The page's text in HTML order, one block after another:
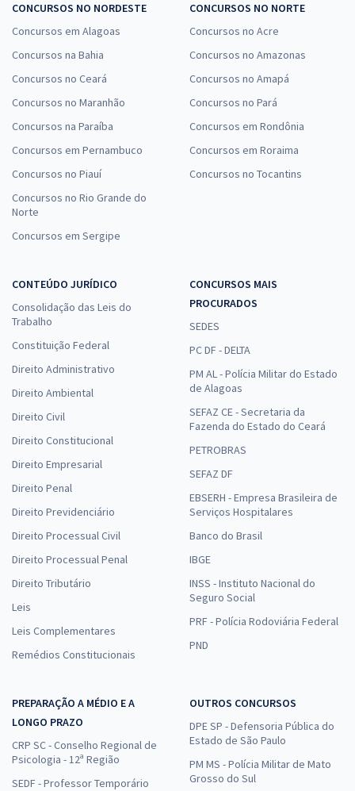
CONCURSOS NO NORDESTE
Concursos em Alagoas
Concursos na Bahia
Concursos no Ceará
Concursos no Maranhão
Concursos na Paraíba
Concursos em Pernambuco
Concursos no Piauí
Concursos no Rio Grande do
Norte
Concursos em Sergipe
CONCURSOS NO NORTE
Concursos no Acre
Concursos no Amazonas
Concursos no Amapá
Concursos no Pará
Concursos em Rondônia
Concursos em Roraima
Concursos no Tocantins
CONTEÚDO JURÍDICO
Consolidação das Leis do
Trabalho
Constituição Federal
Direito Administrativo
Direito Ambiental
Direito Civil
Direito Constitucional
Direito Empresarial
Direito Penal
Direito Previdenciário
Direito Processual Civil
Direito Processual Penal
Direito Tributário
Leis
Leis Complementares
Remédios Constitucionais
CONCURSOS MAIS
PROCURADOS
SEDES
PC DF - DELTA
PM AL - Polícia Militar do Estado
de Alagoas
SEFAZ CE - Secretaria da
Fazenda do Estado do Ceará
PETROBRAS
SEFAZ DF
EBSERH - Empresa Brasileira de
Serviços Hospitalares
Banco do Brasil
IBGE
INSS - Instituto Nacional do
Seguro Social
PRF - Polícia Rodoviária Federal
PND
PREPARAÇÃO A MÉDIO E A
LONGO PRAZO
CRP SC - Conselho Regional de
Psicologia - 12ª Região
SEDF - Professor Temporário
OUTROS CONCURSOS
DPE SP - Defensoria Pública do
Estado de São Paulo
PM MS - Polícia Militar de Mato
Grosso do Sul